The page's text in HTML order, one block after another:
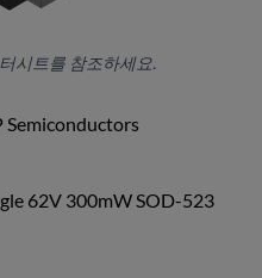
시트를 참조하세요.
Semiconductors
62V 300mW SOD-523